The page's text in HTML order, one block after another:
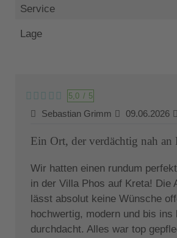
Service
Lage
5,0 / 5
Sebastian Grimm 09.06.2026
Ein Ort, der verdächtig nah an
Wir hatten einen rundum
in der Villa Phos auf Kreta! Die
lässt absolut keine Wünsche
hochwertig, modern und bis ins
durchdacht. Alles war top